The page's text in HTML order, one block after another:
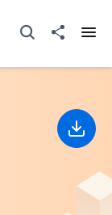
打開搜尋器分享至
下載